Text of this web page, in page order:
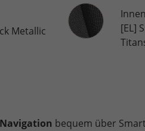
Metallic
[EL]
Navigation bequem über